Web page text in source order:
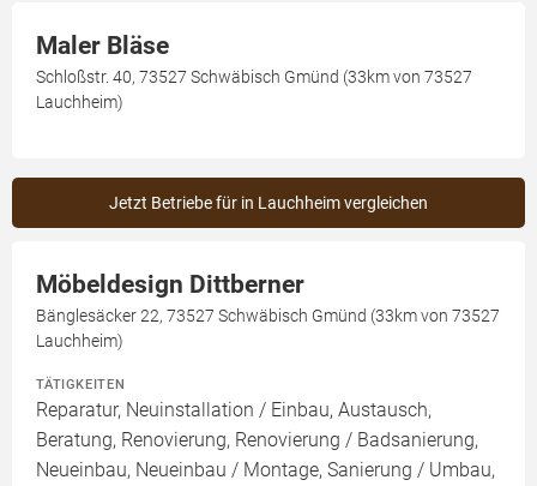
Maler Bläse
Schloßstr. 40, 73527 Schwäbisch Gmünd (33km von 73527
Lauchheim)
Jetzt Betriebe für in Lauchheim vergleichen
Möbeldesign Dittberner
Bänglesäcker 22, 73527 Schwäbisch Gmünd (33km von 73527
Lauchheim)
TÄTIGKEITEN
Reparatur, Neuinstallation / Einbau, Austausch,
Beratung, Renovierung, Renovierung / Badsanierung,
Neueinbau, Neueinbau / Montage, Sanierung / Umbau,